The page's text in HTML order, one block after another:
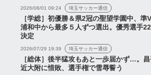
2026/08/01 09:24 埼玉サッカー通信
［学総］初優勝＆県2冠の聖望学園中、準
浦和中から最多５人ずつ選出。優秀選手
決定
2026/07/29 19:39 埼玉サッカー通信
［総体］後半猛攻もあと一歩届かず…。
近大附に惜敗、選手権で雪辱誓う